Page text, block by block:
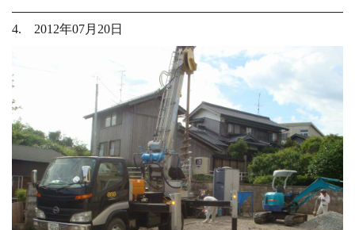
4. 2012年07月20日